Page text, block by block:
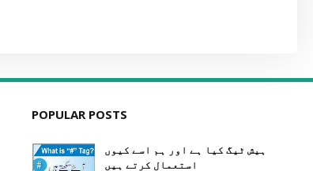
POPULAR POSTS
ہیش ٹیگ کیا ہے اور ہم اسے کیوں
استعمال کرتے ہیں